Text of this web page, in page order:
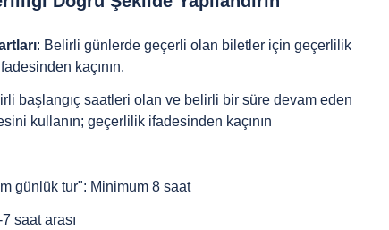
: Belirli günlerde geçerli olan biletler için geçerlilik
kaçının.
başlangıç saatleri olan ve belirli bir süre devam eden
kullanın; geçerlilik ifadesinden kaçının
günlük tur": Minimum 8 saat
saat arası